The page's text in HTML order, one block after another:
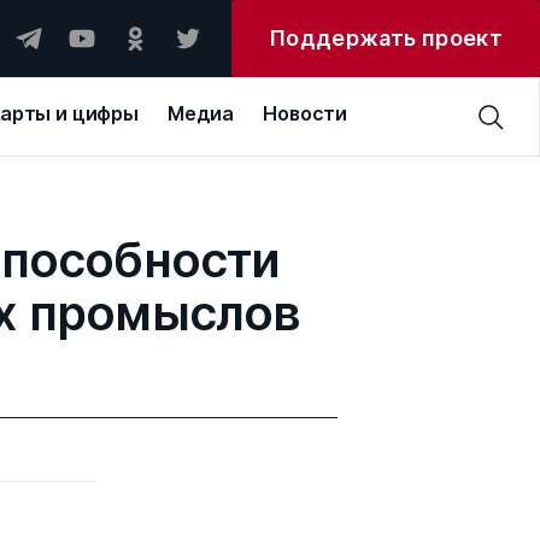
Поддержать проект
и цифры Медиа Новости
промыслов